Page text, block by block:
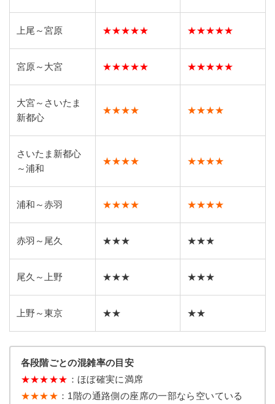
上尾～宮原 ★★★★★ ★★★★★
宮原～大宮 ★★★★★ ★★★★★
大宮～さいたま
新都心
★★★★ ★★★★
さいたま新都心
～浦和
★★★★ ★★★★
浦和～赤羽 ★★★★ ★★★★
赤羽～尾久 ★★★ ★★★
尾久～上野 ★★★ ★★★
上野～東京 ★★ ★★
各段階ごとの混雑率の目安
★★★★★ ：ほぼ確実に満席
★★★★ ：1階の通路側の座席の一部なら空いている